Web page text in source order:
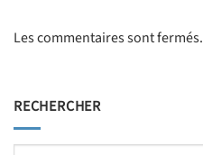
Les commentaires sont fermés.
RECHERCHER